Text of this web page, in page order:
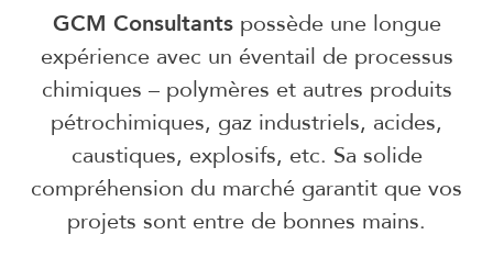
GCM Consultantspossède une longue
expérience avec un éventail de processus
chimiques – polymères et autres produits
pétrochimiques, gaz industriels, acides,
caustiques, explosifs, etc. Sa solide
compréhension du marché garantit que vos
projets sont entre de bonnes mains.